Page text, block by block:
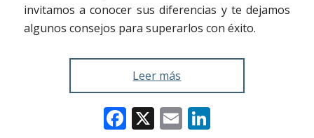
invitamos a conocer sus diferencias y te dejamos
algunos consejos para superarlos con éxito.
Leer más
Facebook
X EmailLinkedIn